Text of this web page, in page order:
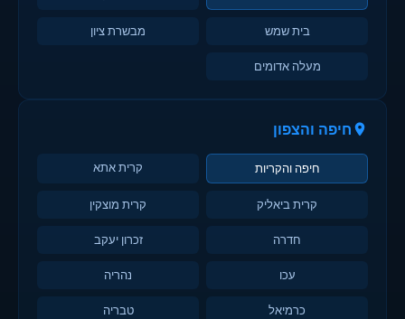
בית שמש מבשרת ציון
מעלה אדומים
חיפה והצפון
חיפה והקריות קרית אתא
קרית ביאליק קרית מוצקין
חדרה זכרון יעקב
עכו נהריה
כרמיאל טבריה